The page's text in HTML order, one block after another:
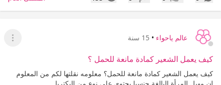
إعجاب عدم إعجاب
عالم ياحواء • 15 سنة
عرض
كيف يعمل الشعير كمادة مانعة للحمل ؟
كيف يعمل الشعير كمادة مانعة للحمل؟ معلومه نقلتها لكم من المعلوم